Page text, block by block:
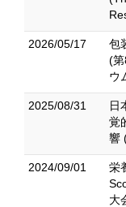
2026/05/17
包
(
ウ
2025/08/31
日
覚
響
2024/09/01
栄
大